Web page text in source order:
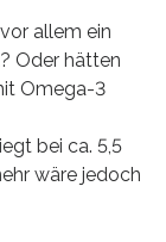
allem ein
Oder hätten
Omega-3
bei ca. 5,5
wäre jedoch